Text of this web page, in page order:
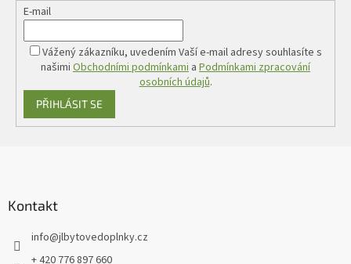
E-mail
Vážený zákazníku, uvedením Vaší e-mail adresy souhlasíte s
našimi Obchodními podmínkami a Podmínkami zpracování
osobních údajů.
PŘIHLÁSIT SE
Kontakt
info@jlbytovedoplnky.cz
+ 420 776 897 660